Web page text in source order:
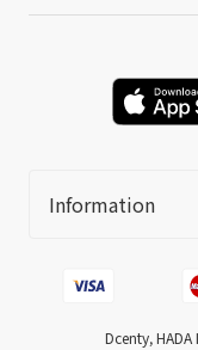
Information
Dcenty,